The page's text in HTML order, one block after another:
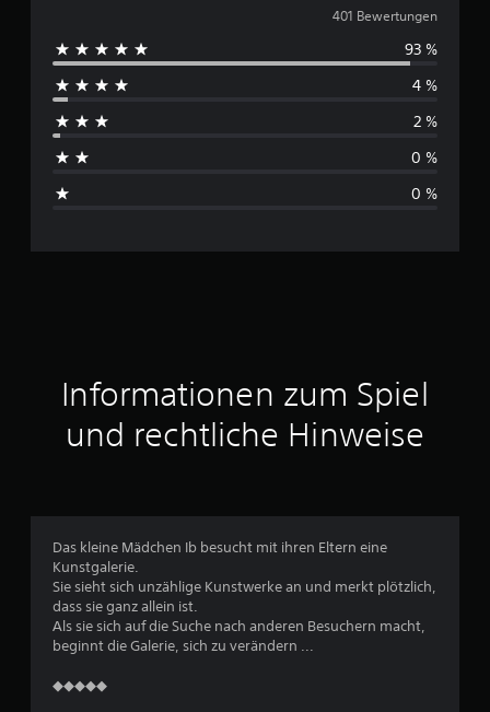
u
r
s
h
t
t
h
e
401 Bewertungen
93 %
4 %
2 %
0 %
0 %
Informationen zum Spiel
und rechtliche Hinweise
Das kleine Mädchen Ib besucht mit ihren Eltern eine
Kunstgalerie.
Sie sieht sich unzählige Kunstwerke an und merkt plötzlich,
dass sie ganz allein ist.
Als sie sich auf die Suche nach anderen Besuchern macht,
beginnt die Galerie, sich zu verändern ...
◆◆◆◆◆